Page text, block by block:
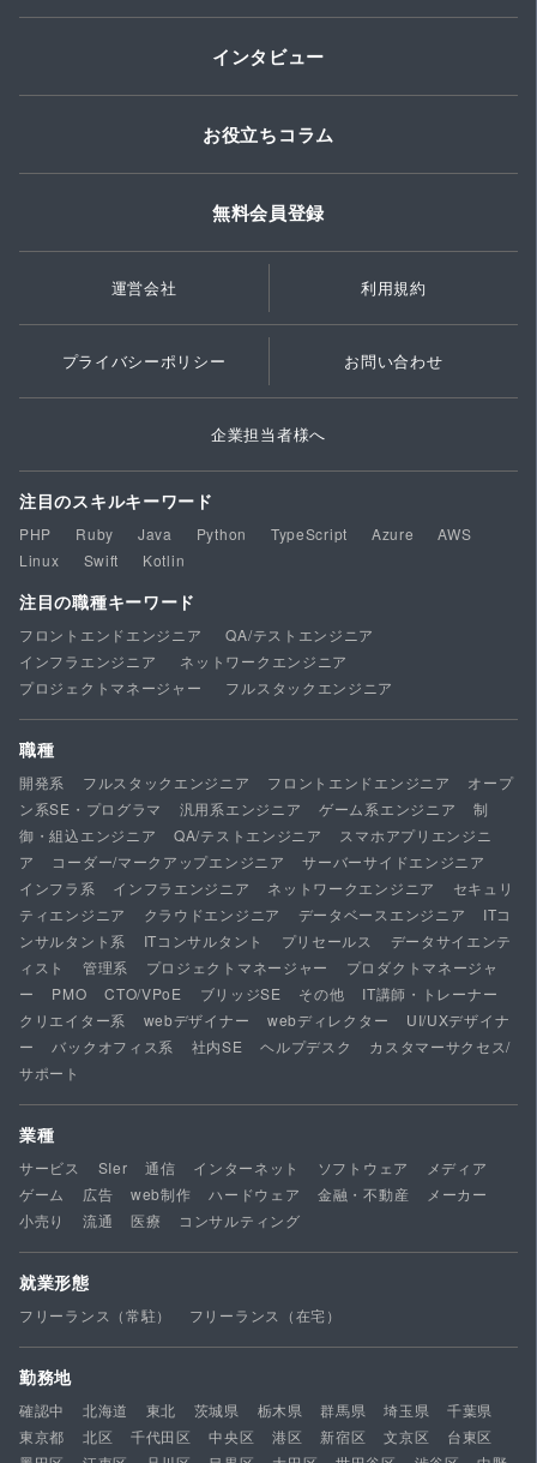
インタビュー
お役立ちコラム
無料会員登録
運営会社 利用規約
プライバシーポリシー お問い合わせ
企業担当者様へ
注目のスキルキーワード
PHP Ruby Java Python TypeScript Azure
AWS
Linux
Swift Kotlin
注目の職種キーワード
フロントエンドエンジニア
QA/テストエンジニア
インフラエンジニア
ネットワークエンジニア
プロジェクトマネージャー
フルスタックエンジニア
職種
開発系 フルスタックエンジニア フロントエンドエンジニア
オープ
ン系SE・プログラマ
汎用系エンジニア ゲーム系エンジニア
制
御・組込エンジニア
QA/テストエンジニア
スマホアプリエンジニ
ア
コーダー/マークアップエンジニア
サーバーサイドエンジニア
インフラ系
インフラエンジニア ネットワークエンジニア
セキュリ
ティエンジニア
クラウドエンジニア データベースエンジニア
ITコ
ンサルタント系
ITコンサルタント プリセールス
データサイエンテ
ィスト
管理系 プロジェクトマネージャー
プロダクトマネージャ
ー
PMO CTO/VPoE ブリッジSE その他
IT講師・トレーナー
クリエイター系
webデザイナー webディレクター
UI/UXデザイナ
ー
バックオフィス系 社内SE ヘルプデスク
カスタマーサクセス/
サポート
業種
サービス SIer 通信 インターネット ソフトウェア
メディア
ゲーム
広告 web制作 ハードウェア 金融・不動産
メーカー
小売り
流通 医療 コンサルティング
就業形態
フリーランス（常駐） フリーランス（在宅）
勤務地
確認中 北海道 東北 茨城県 栃木県 群馬県 埼玉県
千葉県
東京都
北区 千代田区 中央区 港区 新宿区 文京区
台東区